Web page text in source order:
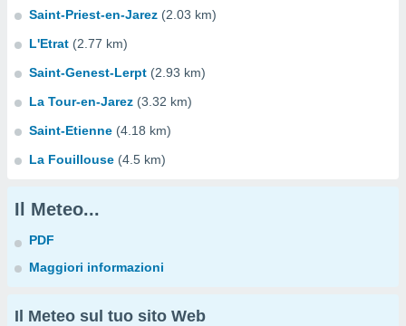
Saint-Priest-en-Jarez (2.03 km)
L'Etrat (2.77 km)
Saint-Genest-Lerpt (2.93 km)
La Tour-en-Jarez (3.32 km)
Saint-Etienne (4.18 km)
La Fouillouse (4.5 km)
Il Meteo...
PDF
Maggiori informazioni
Il Meteo sul tuo sito Web